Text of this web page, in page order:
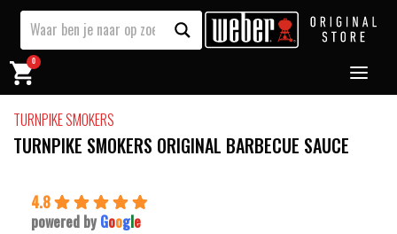
0
TURNPIKE SMOKERS
TURNPIKE SMOKERS ORIGINAL BARBECUE SAUCE
4.8
powered by Google